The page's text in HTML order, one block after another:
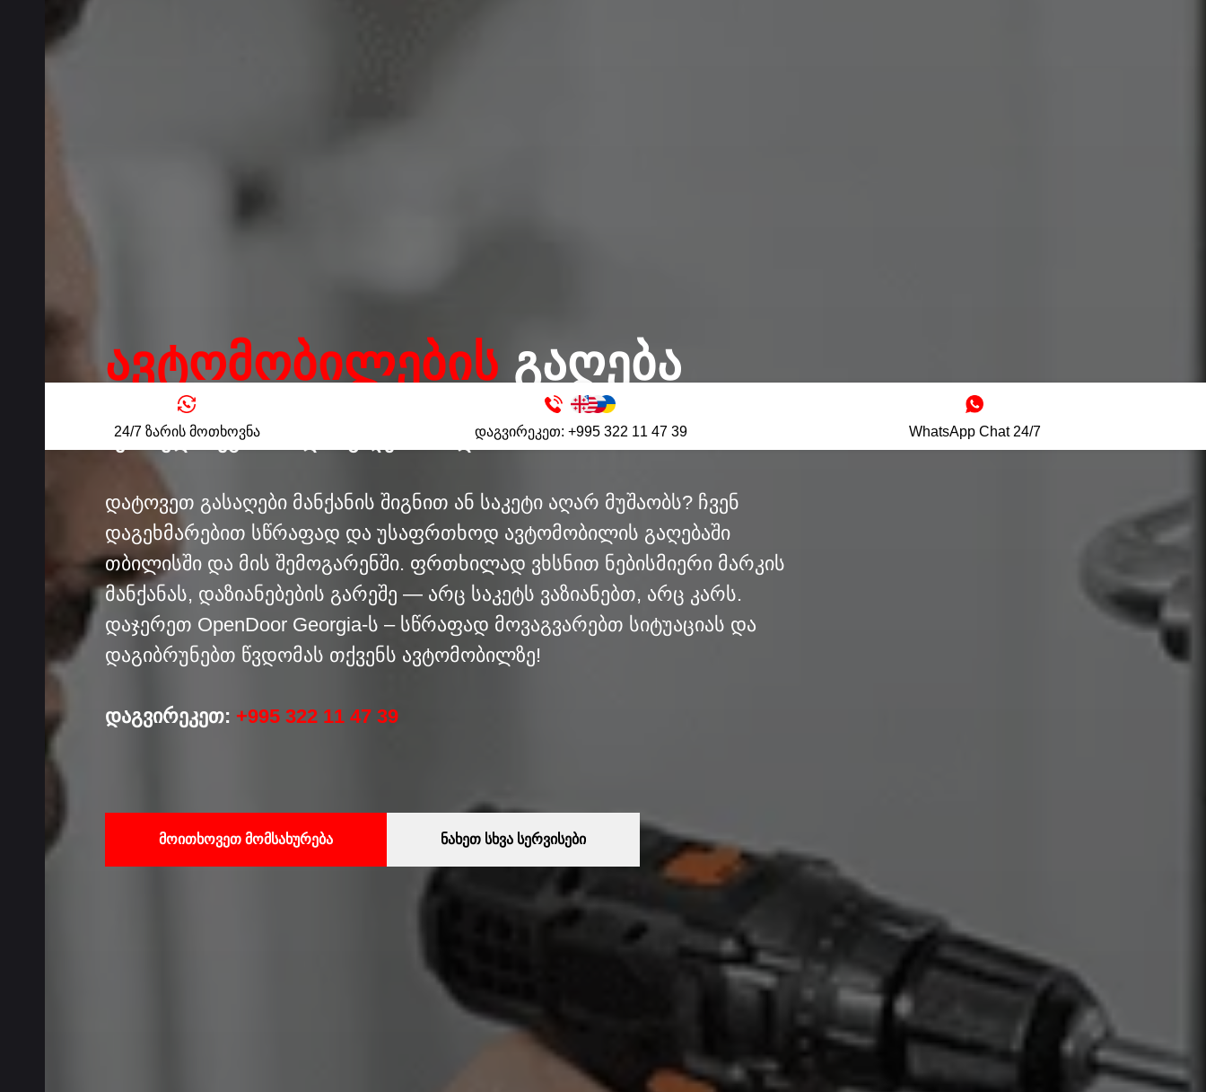
დაგვირეკეთ: +995 322 11 47 39
24/7 ზარის მოთხოვნა WhatsApp Chat 24/7
ᲐᲕᲢᲝᲛᲝᲑᲘᲚᲔᲑᲘᲡ ᲒᲐᲦᲔᲑᲐ
ავარიული ავტომობილის გაღება თბილისში 24/7
დატოვეთ გასაღები მანქანის შიგნით ან საკეტი აღარ მუშაობს? ჩვენ
დაგეხმარებით სწრაფად და უსაფრთხოდ ავტომობილის გაღებაში
თბილისში და მის შემოგარენში. ფრთხილად ვხსნით ნებისმიერი მარკის
მანქანას, დაზიანებების გარეშე — არც საკეტს ვაზიანებთ, არც კარს.
დაჯერეთ OpenDoor Georgia-ს – სწრაფად მოვაგვარებთ სიტუაციას და
დაგიბრუნებთ წვდომას თქვენს ავტომობილზე!
დაგვირეკეთ: +995 322 11 47 39
მოითხოვეთ მომსახურება ნახეთ სხვა სერვისები